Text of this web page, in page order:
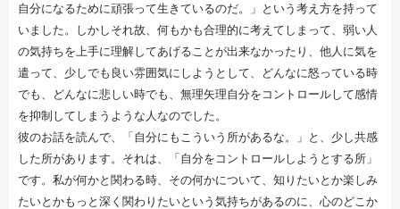
自分になるために頑張って生きているのだ。」という考え方を持って
いました。しかしそれ故、何もかも合理的に考えてしまって、弱い人
の気持ちを上手に理解してあげることが出来なかったり、他人に気を
遣って、少しでも良い雰囲気にしようとして、どんなに怒っている時
でも、どんなに悲しい時でも、無理矢理自分をコントロールして感情
を抑制してしまうような人なのでした。
彼のお話を読んで、「自分にもこういう所があるな。」と、少し共感
した所があります。それは、「自分をコントロールしようとする所」
です。私が何かと関わる時、その何かについて、知りたいとか楽しみ
たいとかもっと深く関わりたいという気持ちがあるのに、心のどこか